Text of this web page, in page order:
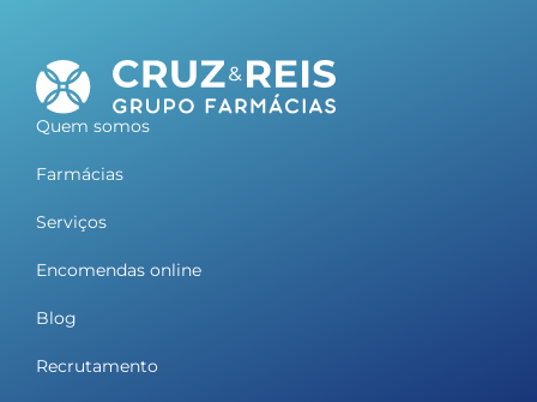
Quem somos
Farmácias
Serviços
Encomendas online
Blog
Recrutamento